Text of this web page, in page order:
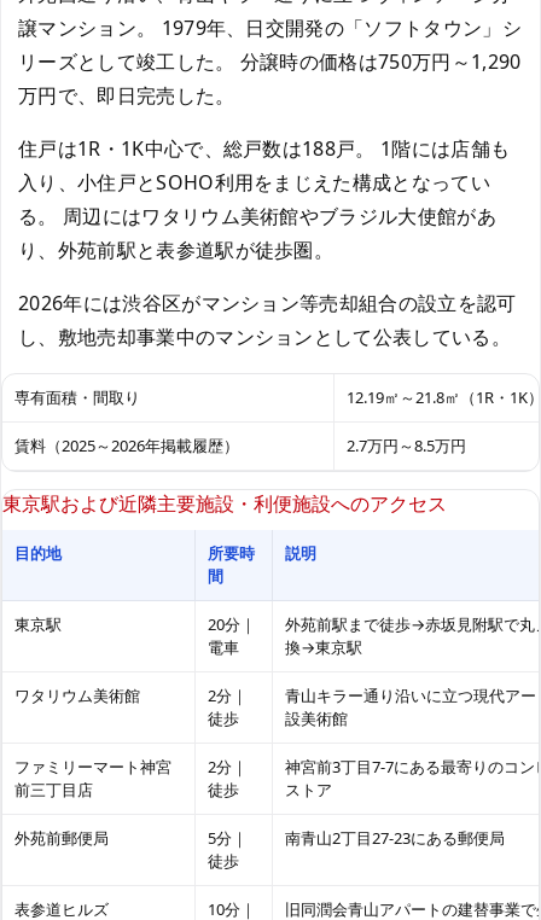
譲マンション。 1979年、日交開発の「ソフトタウン」シ
リーズとして竣工した。 分譲時の価格は750万円～1,290
万円で、即日完売した。
住戸は1R・1K中心で、総戸数は188戸。 1階には店舗も
入り、小住戸とSOHO利用をまじえた構成となってい
る。 周辺にはワタリウム美術館やブラジル大使館があ
り、外苑前駅と表参道駅が徒歩圏。
2026年には渋谷区がマンション等売却組合の設立を認可
し、敷地売却事業中のマンションとして公表している。
専有面積・間取り 12.19㎡～21.8㎡（1R・1K
賃料（2025～2026年掲載履歴） 2.7万円～8.5万円
東京駅および近隣主要施設・利便施設へのアクセス
目的地
所要時
間
説明
東京駅
20分｜
電車
外苑前駅まで徒歩→赤坂見附駅で丸
換→東京駅
ワタリウム美術館
2分｜
徒歩
青山キラー通り沿いに立つ現代ア
設美術館
ファミリーマート神宮
前三丁目店
2分｜
徒歩
神宮前3丁目7-7にある最寄りのコン
ストア
外苑前郵便局
5分｜
徒歩
南青山2丁目27-23にある郵便局
表参道ヒルズ 10分｜ 旧同潤会青山アパートの建替事業